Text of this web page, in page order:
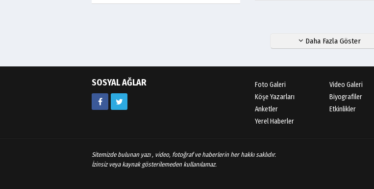
Daha Fazla Göster
SOSYAL AĞLAR Foto Galeri
Video Galeri
Köşe Yazarları
Biyografiler
Anketler
Etkinlikler
Yerel Haberler
Sitemizde bulunan yazı , video, fotoğraf ve haberlerin her hakkı saklıdır.
İzinsiz veya kaynak gösterilemeden kullanılamaz.